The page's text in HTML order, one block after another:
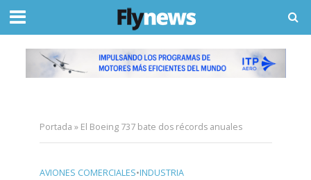
Portada » El Boeing 737 bate dos récords anuales
AVIONES COMERCIALES•INDUSTRIA